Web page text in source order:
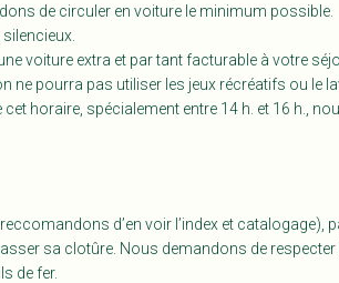
de circuler en voiture le minimum possible.
voiture extra et par tant facturable à votre
ne pourra pas utiliser les jeux récréatifs ou
horaire, spécialement entre 14 h. et 16 h.,
d’en voir l’index et catalogage),
sa clotûre. Nous demandons de
de fer.